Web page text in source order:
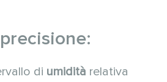
di umidità relativa